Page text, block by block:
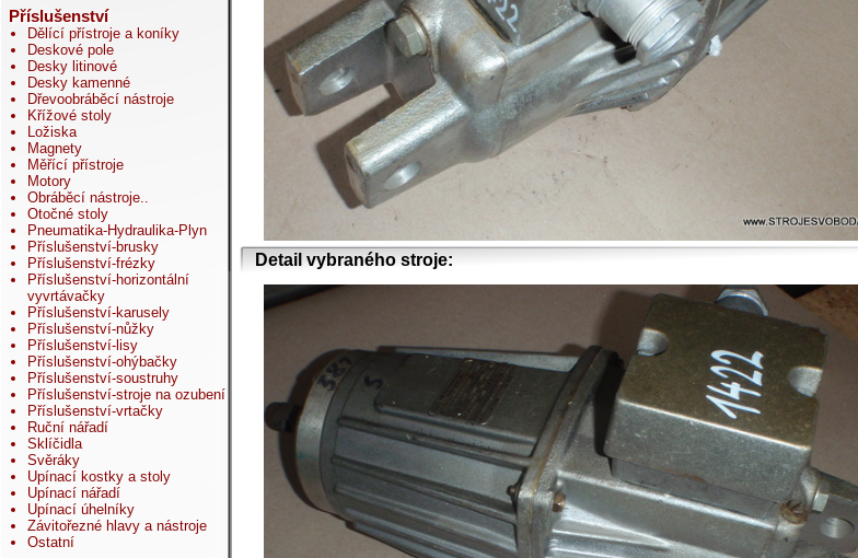
Příslušenství
Dělící přístroje a koníky
Deskové pole
Desky litinové
Desky kamenné
Dřevoobráběcí nástroje
Křížové stoly
Ložiska
Magnety
Měřící přístroje
Motory
Obráběcí nástroje..
Otočné stoly
Pneumatika-Hydraulika-Plyn
Příslušenství-brusky
Příslušenství-frézky
Příslušenství-horizontální
vyvrtávačky
Příslušenství-karusely
Příslušenství-nůžky
Příslušenství-lisy
Příslušenství-ohýbačky
Příslušenství-soustruhy
Příslušenství-stroje na ozubení
Příslušenství-vrtačky
Ruční nářadí
Sklíčidla
Svěráky
Upínací kostky a stoly
Upínací nářadí
Upínací úhelníky
Závitořezné hlavy a nástroje
Ostatní
Detail vybraného stroje: